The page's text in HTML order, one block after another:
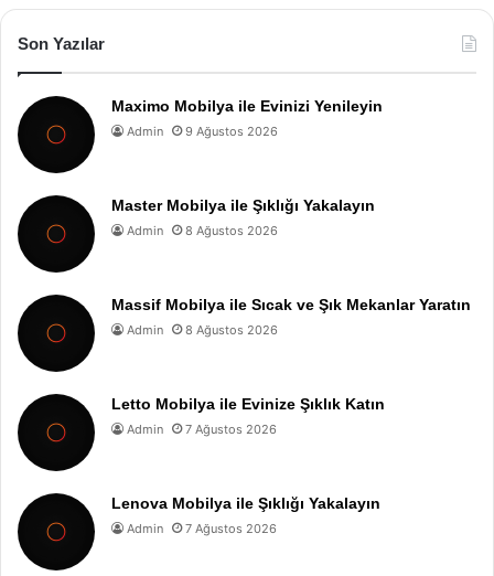
Son Yazılar
Maximo Mobilya ile Evinizi Yenileyin
Admin 9 Ağustos 2026
Master Mobilya ile Şıklığı Yakalayın
Admin 8 Ağustos 2026
Massif Mobilya ile Sıcak ve Şık Mekanlar Yaratın
Admin 8 Ağustos 2026
Letto Mobilya ile Evinize Şıklık Katın
Admin 7 Ağustos 2026
Lenova Mobilya ile Şıklığı Yakalayın
Admin 7 Ağustos 2026